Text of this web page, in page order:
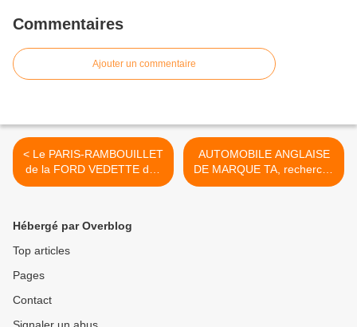
Commentaires
Ajouter un commentaire
< Le PARIS-RAMBOUILLET
de la FORD VEDETTE des
Rendez-Vous de La
AUTOMOBILE ANGLAISE
DE MARQUE TA, recherche
informations >
Hébergé par Overblog
Top articles
Pages
Contact